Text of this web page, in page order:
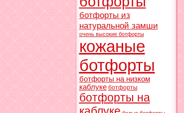
ботфорты из
натуральной замши
очень высокие ботфорты
кожаные
ботфорты
ботфорты на низком
каблуке ботфорты
ботфорты на